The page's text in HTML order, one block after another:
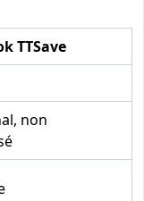
TTSave
non